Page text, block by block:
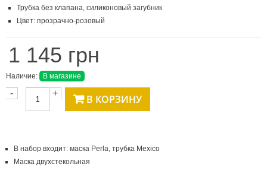
Трубка без клапана, силиконовый загубник
Цвет: прозрачно-розовый
1 145 грн
Наличие: В магазине
- + В КОРЗИНУ
В набор входит: маска Perla, трубка Mexico
Маска двухстекольная